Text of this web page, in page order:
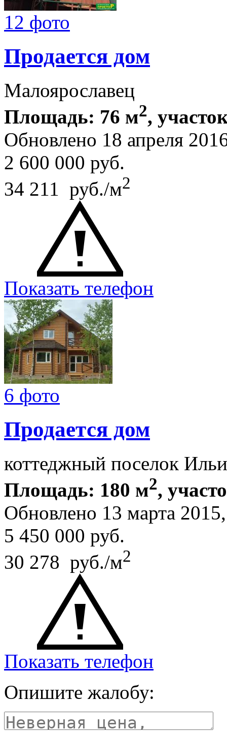
12 фото
Продается дом
Малоярославец
Площадь: 76 м2,
Обновлено 18 апреля
2 600 000 руб.
34 211 руб./м2
Показать телефон
6 фото
Продается дом
коттеджный поселок
Площадь: 180 м2,
Обновлено 13 марта
5 450 000 руб.
30 278 руб./м2
Показать телефон
Опишите жалобу: